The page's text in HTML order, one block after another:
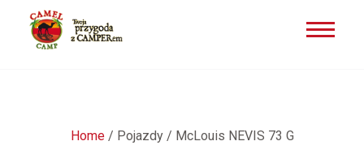
Home/ Pojazdy/ McLouis NEVIS 73 G